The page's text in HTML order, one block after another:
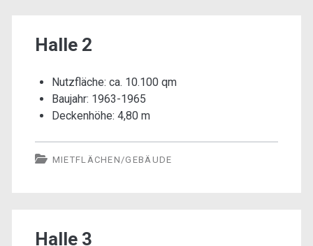
Halle 2
Nutzfläche: ca. 10.100 qm
Baujahr: 1963-1965
Deckenhöhe: 4,80 m
MIETFLÄCHEN/GEBÄUDE
Halle 3